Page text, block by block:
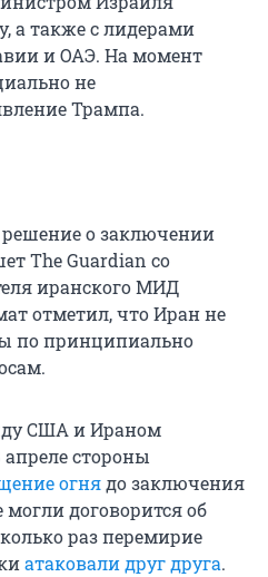
а также с лидерами
и ОАЭ. На момент
не
Трампа.
о заключении
The Guardian со
иранского МИД
отметил, что Иран не
по принципиально
США и Ираном
апреле стороны
огнядо заключения
могли договорится об
раз перемирие
атаковали друг друга.